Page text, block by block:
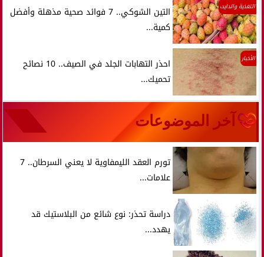
التغذية والدايت
التين الشوكي.. 7 فوائد صحية مذهلة وأفضل
كمية...
الأخبار
احذر التهابات الجلد في الصيف.. 10 نصائح
تحميك...
آخر الموضوعات
تورم العقد الليمفاوية لا يعني السرطان.. 7
علامات...
دراسة تحذر: نوع شائع من البلاستيك قد
يهدد...